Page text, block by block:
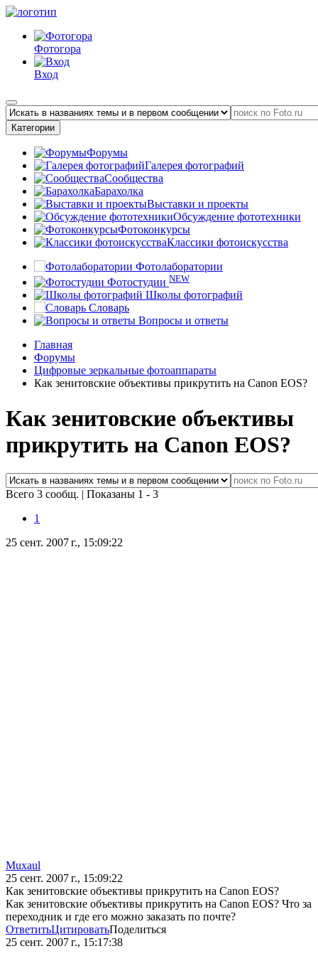
Фотогора
Вход
Категории
Форумы
Галерея фотографий
Сообщества
Барахолка
Выставки и проекты
Обсуждение фототехники
Фотоконкурсы
Классики фотоискусства
Фотолаборатории
Фотостудии NEW
Школы фотографий
Словарь
Вопросы и ответы
Главная
Форумы
Цифровые зеркальные фотоаппараты
Как зенитовские объективы прикрутить на Canon EOS?
Как зенитовские объективы
прикрутить на Canon EOS?
Всего 3 сообщ. | Показаны 1 - 3
1
25 сент. 2007 г., 15:09:22
Muxaul
25 сент. 2007 г., 15:09:22
Как зенитовские объективы прикрутить на Canon EOS?
Как зенитовские объективы прикрутить на Canon EOS? Что за
переходник и где его можно заказать по почте?
ОтветитьЦитироватьПоделиться
25 сент. 2007 г., 15:17:38